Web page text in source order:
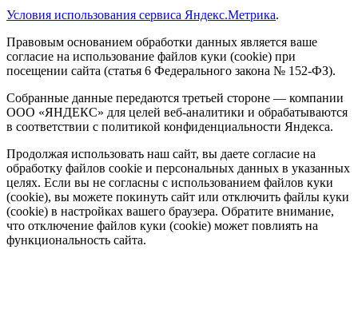
Условия использования сервиса Яндекс.Метрика.
Правовым основанием обработки данных является ваше
согласие на использование файлов куки (cookie) при
посещении сайта (статья 6 Федерального закона № 152-ФЗ).
Собранные данные передаются третьей стороне — компании
ООО «ЯНДЕКС» для целей веб-аналитики и обрабатываются
в соответствии с политикой конфиденциальности Яндекса.
Продолжая использовать наш сайт, вы даете согласие на
обработку файлов cookie и персональных данных в указанных
целях. Если вы не согласны с использованием файлов куки
(cookie), вы можете покинуть сайт или отключить файлы куки
(cookie) в настройках вашего браузера. Обратите внимание,
что отключение файлов куки (cookie) может повлиять на
функциональность сайта.